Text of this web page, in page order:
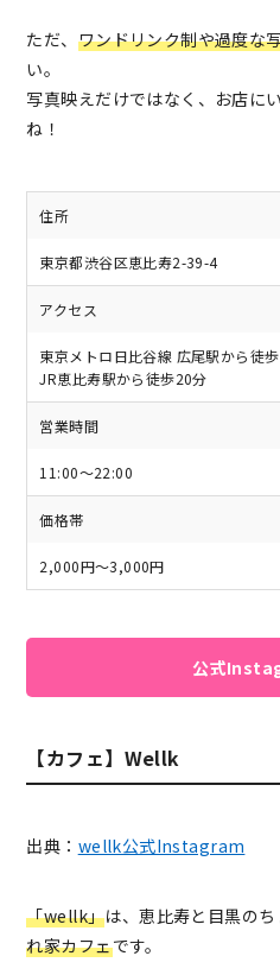
ただ、 ワンドリンク制や過度な
い。
写真映えだけではなく、お店に
ね！
住所
東京都渋谷区恵比寿2-39-4
アクセス
東京メトロ日比谷線 広尾駅から徒
JR恵比寿駅から徒歩20分
営業時間
11:00〜22:00
価格帯
2,000円～3,000円
公式
【カフェ】Wellk
出典： wellk公式Instagram
「wellk」は、恵比寿と目黒の
れ家カフェです。